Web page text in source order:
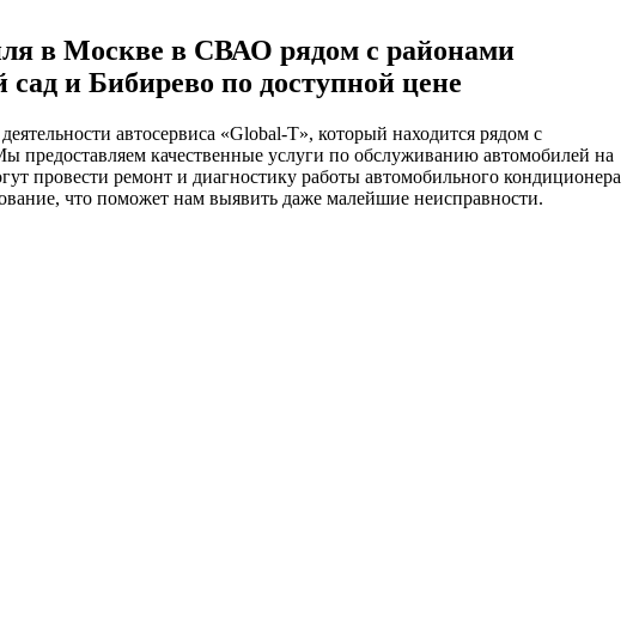
в Москве в СВАО рядом с районами
и Бибирево по доступной цене
автосервиса «Global-T», который находится рядом с
качественные услуги по обслуживанию автомобилей на
провести ремонт и диагностику работы автомобильного кондиционера
что поможет нам выявить даже малейшие неисправности.